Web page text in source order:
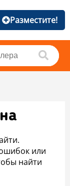
Разместите!
или
найти